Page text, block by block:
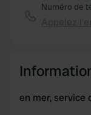
Numéro de
en mer, service